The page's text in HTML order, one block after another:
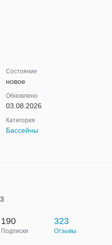
Состояние
новое
Обновлено
03.08.2026
Категория
Бассейны
190
Подписки
323
Отзывы